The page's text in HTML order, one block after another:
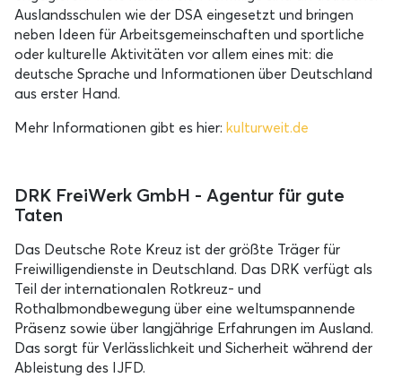
Auslandsschulen wie der DSA eingesetzt und bringen
neben Ideen für Arbeitsgemeinschaften und sportliche
oder kulturelle Aktivitäten vor allem eines mit: die
deutsche Sprache und Informationen über Deutschland
aus erster Hand.
Mehr Informationen gibt es hier: kulturweit.de
DRK FreiWerk GmbH - Agentur für gute
Taten
Das Deutsche Rote Kreuz ist der größte Träger für
Freiwilligendienste in Deutschland. Das DRK verfügt als
Teil der internationalen Rotkreuz- und
Rothalbmondbewegung über eine weltumspannende
Präsenz sowie über langjährige Erfahrungen im Ausland.
Das sorgt für Verlässlichkeit und Sicherheit während der
Ableistung des IJFD.